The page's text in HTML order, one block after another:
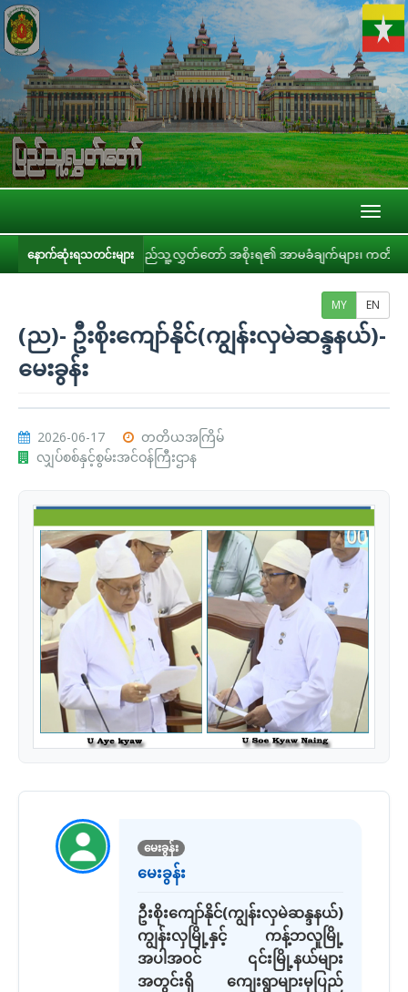
နောက်ဆုံးရသတင်းများ
ပြည်သူ့လွှတ်တော် အစိုးရ၏ အာမခံချက်များ၊ ကတိများနှင့် တာဝန်ခံချက်မျ
MY EN
(ည)- ဦးစိုးကျော်နိုင်(ကျွန်းလှမဲဆန္ဒနယ်)-
မေးခွန်း
2026-06-17
တတိယအကြိမ်
လျှပ်စစ်နှင့်စွမ်းအင်ဝန်ကြီးဌာန
မေးခွန်း
မေးခွန်း
ဦးစိုးကျော်နိုင်(ကျွန်းလှမဲဆန္ဒနယ်)
ကျွန်းလှမြို့နှင့် ကန့်ဘလူမြို့
အပါအဝင် ၎င်းမြို့နယ်များ
အတွင်းရှိ ကျေးရွာများမှပြည်